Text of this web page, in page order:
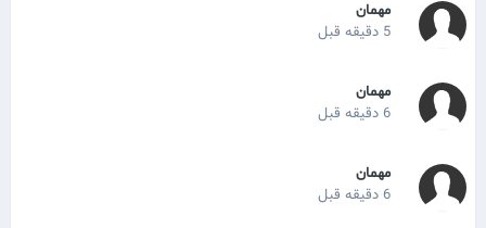
مهمان
5 دقیقه قبل
مهمان
6 دقیقه قبل
مهمان
6 دقیقه قبل